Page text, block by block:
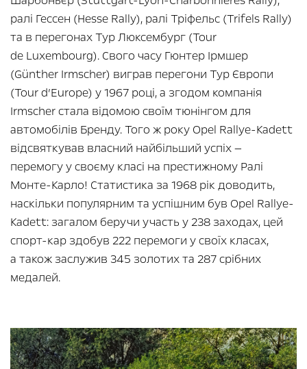
ралі Гессен (Hesse Rally), ралі Тріфельс (Trifels Rally)
та в перегонах Тур Люксембург (Tour
de Luxembourg). Свого часу Гюнтер Ірмшер
(Günther Irmscher) виграв перегони Тур Європи
(Tour d’Europe) у 1967 році, а згодом компанія
Irmscher стала відомою своїм тюнінгом для
автомобілів Бренду. Того ж року Opel Rallye-Kadett
відсвяткував власний найбільший успіх —
перемогу у своєму класі на престижному Ралі
Монте-Карло! Статистика за 1968 рік доводить,
наскільки популярним та успішним був Opel Rallye-
Kadett: загалом беручи участь у 238 заходах, цей
спорт-кар здобув 222 перемоги у своїх класах,
а також заслужив 345 золотих та 287 срібних
медалей.